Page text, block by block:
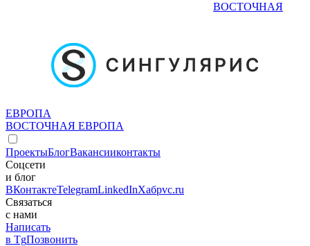
ВОСТОЧНАЯ
ЕВРОПА
ВОСТОЧНАЯ ЕВРОПА
ПроектыБлогВакансииконтакты
Соцсети
и блог
ВКонтактеTelegramLinkedInХабрvc.ru
Связаться
с нами
Написать
в TgПозвонить